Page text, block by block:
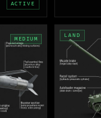
ACTIVE
LAND
MEDIUM